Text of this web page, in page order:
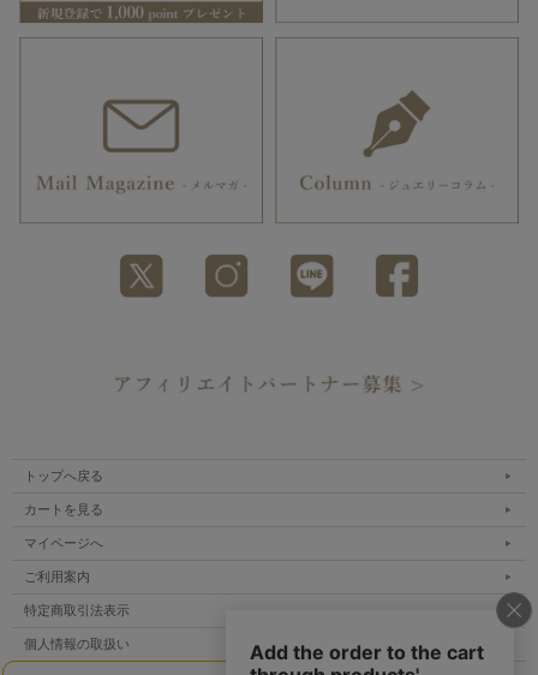
トップへ戻る
カートを見る
マイページへ
ご利用案内
特定商取引法表示
個人情報の取扱い